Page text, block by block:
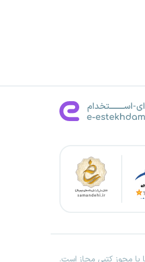
با مجوز کتبی مجاز است.